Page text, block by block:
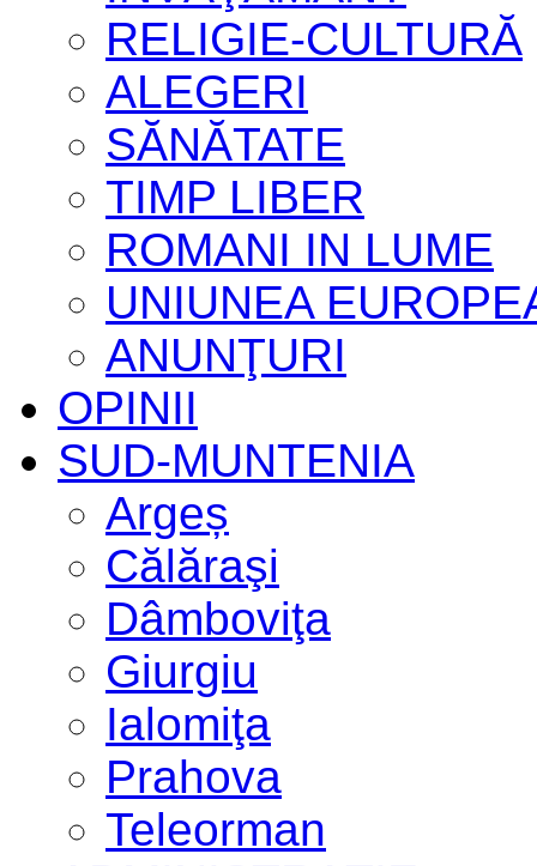
RELIGIE-CULTURĂ
ALEGERI
SĂNĂTATE
TIMP LIBER
ROMANI IN LUME
UNIUNEA
ANUNŢURI
OPINII
SUD-MUNTENIA
Argeș
Călăraşi
Dâmboviţa
Giurgiu
Ialomiţa
Prahova
Teleorman